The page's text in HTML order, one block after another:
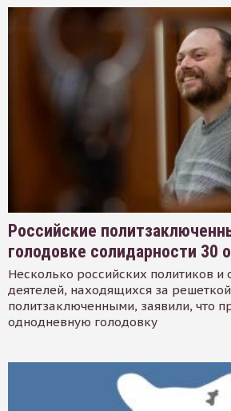
Российские
голодовке солидарности 30
Несколько российских политиков
деятелей, находящихся за
политзаключенными, заявили, что
однодневную голодовку